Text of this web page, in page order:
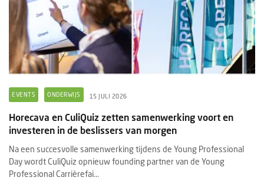
EVENTS ONDERWIJS 15 JULI 2026
Horecava en CuliQuiz zetten samenwerking voort en
investeren in de beslissers van morgen
Na een succesvolle samenwerking tijdens de Young Professional
Day wordt CuliQuiz opnieuw founding partner van de Young
Professional Carrièrefai...